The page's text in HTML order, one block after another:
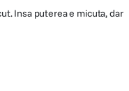
Insa puterea e micuta, dar